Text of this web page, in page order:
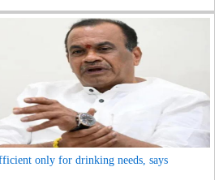
only for drinking needs, says